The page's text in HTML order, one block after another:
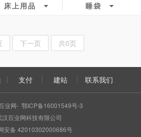
床上用品 睡袋
下一页 共0页
支付 建站 联系我们
业网- 鄂ICP备16001549号-3
汉百业网科技有限公司
安备 42010302000686号